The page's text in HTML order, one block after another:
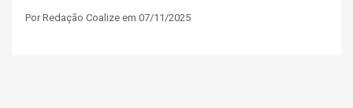
Por Redação Coalize em 07/11/2025